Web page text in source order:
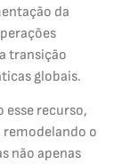
da
transição
globais.
esse recurso,
o
não apenas